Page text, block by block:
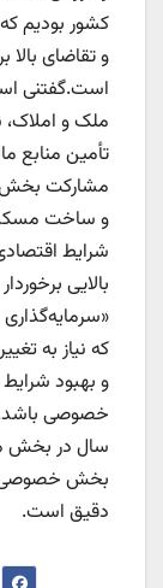
کشور بودیم که
و تقاضای
است.گفتنی
ملک و
تأمین منابع
مشارکت بخش
و ساخت مسکن
شرایط
بالایی
که نیاز به
و بهبود
خصوصی باشد.
سال در بخش
بخش خصوصی
دقیق است.